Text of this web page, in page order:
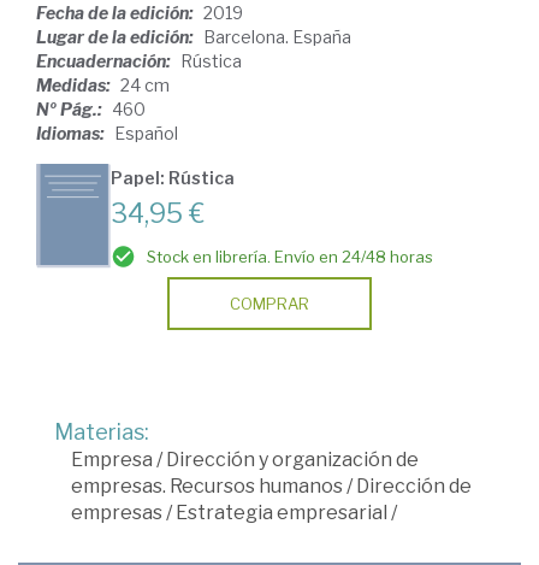
Fecha de la edición: 2019
Lugar de la edición: Barcelona. España
Encuadernación: Rústica
Medidas: 24 cm
Nº Pág.: 460
Idiomas: Español
Papel: Rústica
34,95 €
Stock en librería. Envío en 24/48 horas
COMPRAR
Materias:
Empresa /Dirección y organización de
empresas. Recursos humanos /Dirección de
empresas /Estrategia empresarial /